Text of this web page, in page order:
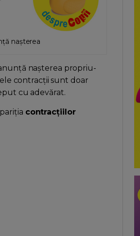
nașterea
nașterea propriu-
contracții sunt doar
cu adevărat.
contracțiilor